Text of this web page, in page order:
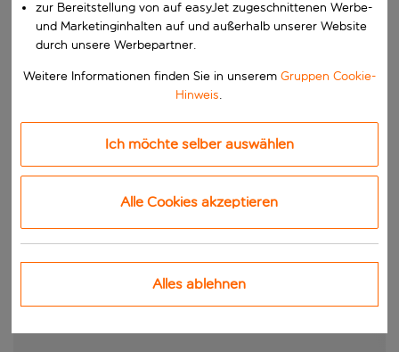
zur Bereitstellung von auf easyJet zugeschnittenen Werbe-
und Marketinginhalten auf und außerhalb unserer Website
durch unsere Werbepartner.
Weitere Informationen finden Sie in unserem Gruppen Cookie-
Hinweis.
Ich möchte selber auswählen
Alle Cookies akzeptieren
Alles ablehnen